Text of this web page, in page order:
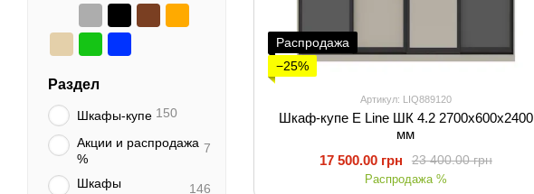
Распродажа
−25%
Артикул: LIQ889120
Шкаф-купе E Line ШК 4.2 2700х600х2400
мм
23 400.00 грн
17 500.00 грн
Распродажа %
Раздел
Шкафы-купе 150
Акции и распродажа
%
7
Шкафы
146